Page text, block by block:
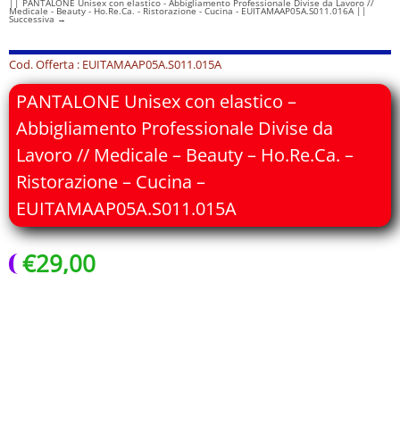
|| PANTALONE Unisex con elastico - Abbigliamento Professionale Divise da Lavoro //
Medicale - Beauty - Ho.Re.Ca. - Ristorazione - Cucina - EUITAMAAP05A.S011.016A ||
Successiva →
Cod. Offerta : EUITAMAAP05A.S011.015A
PANTALONE Unisex con elastico –
Abbigliamento Professionale Divise da
Lavoro // Medicale – Beauty – Ho.Re.Ca. –
Ristorazione – Cucina –
EUITAMAAP05A.S011.015A
€29,00